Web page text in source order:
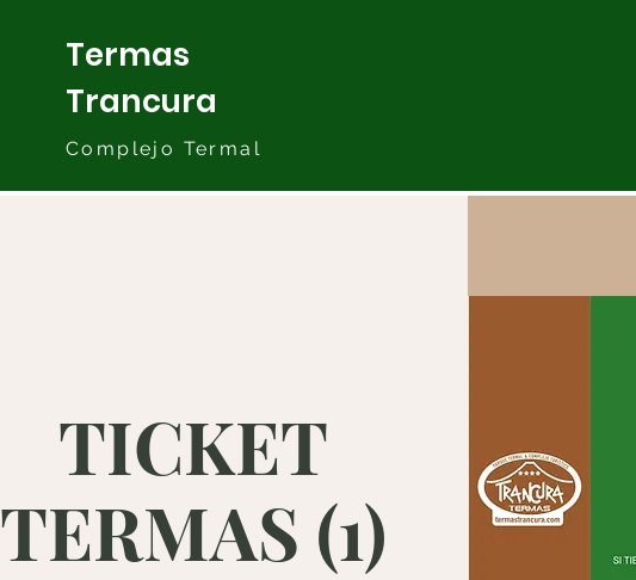
Termas
Trancura
Complejo Termal
TICKET
TERMAS (1)